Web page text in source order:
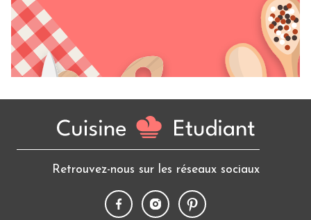
Retrouvez-nous sur les réseaux sociaux